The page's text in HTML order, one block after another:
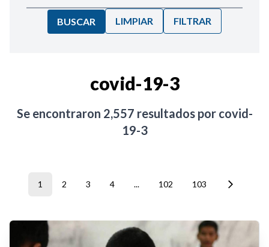
BUSCAR LIMPIAR FILTRAR
covid-19-3
Se encontraron 2,557 resultados por covid-
19-3
1 2 3 4 ... 102 103